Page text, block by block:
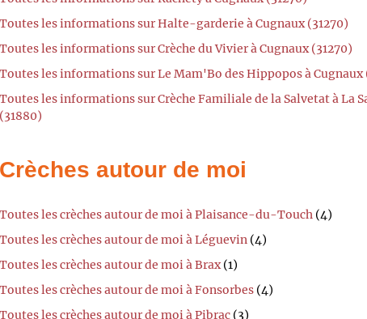
Toutes les informations sur Halte-garderie à Cugnaux (31270)
Toutes les informations sur Crèche du Vivier à Cugnaux (31270)
Toutes les informations sur Le Mam'Bo des Hippopos à Cugnaux
Toutes les informations sur Crèche Familiale de la Salvetat à La
(31880)
Crèches autour de moi
Toutes les crèches autour de moi à Plaisance-du-Touch (4)
Toutes les crèches autour de moi à Léguevin (4)
Toutes les crèches autour de moi à Brax(1)
Toutes les crèches autour de moi à Fonsorbes (4)
Toutes les crèches autour de moi à Pibrac (3)